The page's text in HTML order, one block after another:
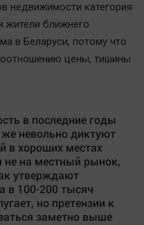
недвижимости категория
жители ближнего
в Беларуси, потому что
цены, тишины
в последние годы
невольно диктуют
в хороших местах
не на местный рынок,
утверждают
в 100-200 тысяч
но претензии к
заметно выше